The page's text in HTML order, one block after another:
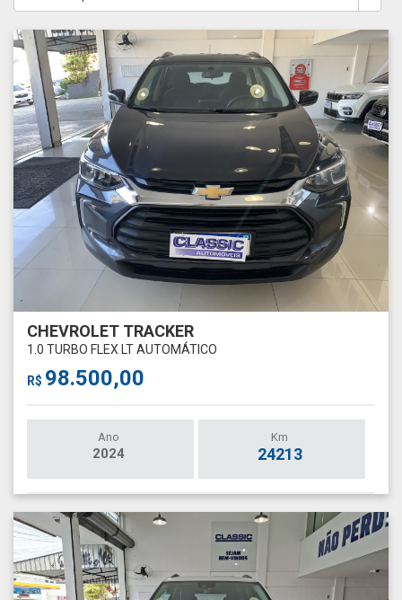
CHEVROLET TRACKER
1.0 TURBO FLEX LT AUTOMÁTICO
R$ 98.500,00
Ano
2024
Km
24213